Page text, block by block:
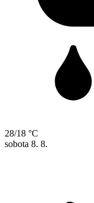
28/18 °C
sobota 8. 8.